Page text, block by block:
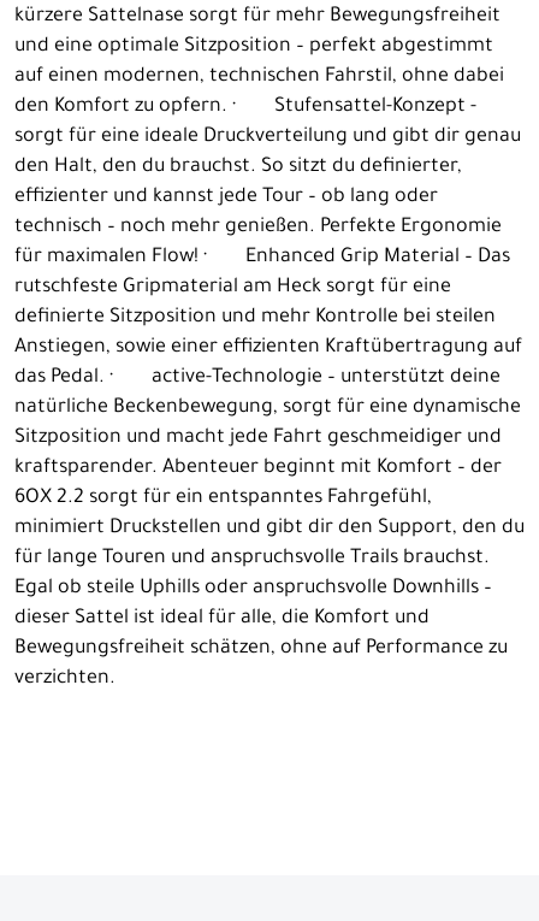
kürzere Sattelnase sorgt für mehr Bewegungsfreiheit
und eine optimale Sitzposition – perfekt abgestimmt
auf einen modernen, technischen Fahrstil, ohne dabei
den Komfort zu opfern. · Stufensattel-Konzept -
sorgt für eine ideale Druckverteilung und gibt dir genau
den Halt, den du brauchst. So sitzt du definierter,
effizienter und kannst jede Tour – ob lang oder
technisch – noch mehr genießen. Perfekte Ergonomie
für maximalen Flow! · Enhanced Grip Material – Das
rutschfeste Gripmaterial am Heck sorgt für eine
definierte Sitzposition und mehr Kontrolle bei steilen
Anstiegen, sowie einer effizienten Kraftübertragung auf
das Pedal. · active-Technologie – unterstützt deine
natürliche Beckenbewegung, sorgt für eine dynamische
Sitzposition und macht jede Fahrt geschmeidiger und
kraftsparender. Abenteuer beginnt mit Komfort – der
6OX 2.2 sorgt für ein entspanntes Fahrgefühl,
minimiert Druckstellen und gibt dir den Support, den du
für lange Touren und anspruchsvolle Trails brauchst.
Egal ob steile Uphills oder anspruchsvolle Downhills –
dieser Sattel ist ideal für alle, die Komfort und
Bewegungsfreiheit schätzen, ohne auf Performance zu
verzichten.